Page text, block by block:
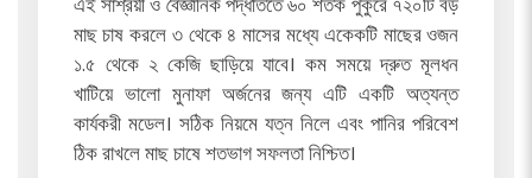
এই সাশ্রয়ী ও বৈজ্ঞানিক পদ্ধতিতে ৬০ শতক পুকুরে ৭২০টি বড়
মাছ চাষ করলে ৩ থেকে ৪ মাসের মধ্যে একেকটি মাছের ওজন
১.৫ থেকে ২ কেজি ছাড়িয়ে যাবে। কম সময়ে দ্রুত মূলধন
খাটিয়ে ভালো মুনাফা অর্জনের জন্য এটি একটি অত্যন্ত
কার্যকরী মডেল। সঠিক নিয়মে যত্ন নিলে এবং পানির পরিবেশ
ঠিক রাখলে মাছ চাষে শতভাগ সফলতা নিশ্চিত।